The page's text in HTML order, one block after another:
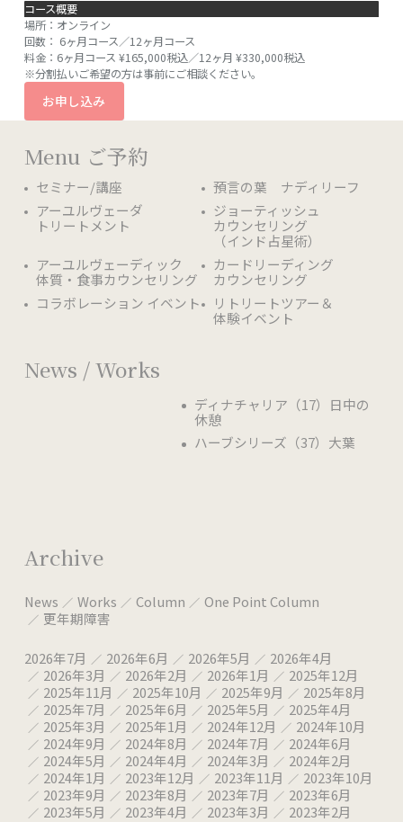
コース概要
場所：オンライン
回数： 6ヶ月コース／12ヶ月コース
料金：6ヶ月コース ¥165,000税込／12ヶ月 ¥330,000税込
※分割払いご希望の方は事前にご相談ください。
お申し込み
Menu ご予約
セミナー/講座
預言の葉 ナディリーフ
アーユルヴェーダ
トリートメント
ジョーティッシュ
カウンセリング
（インド占星術）
アーユルヴェーディック
体質・食事カウンセリング
カードリーディング
カウンセリング
コラボレーション イベント
リトリートツアー＆
体験イベント
News / Works
ディナチャリア（17）日中の
休憩
ハーブシリーズ（37）大葉
Archive
News Works Column
One Point Column
更年期障害
2026年7月 2026年6月 2026年5月
2026年4月
2026年3月
2026年2月 2026年1月
2025年12月
2025年11月
2025年10月 2025年9月
2025年8月
2025年7月
2025年6月 2025年5月
2025年4月
2025年3月
2025年1月 2024年12月
2024年10月
2024年9月
2024年8月 2024年7月
2024年6月
2024年5月
2024年4月 2024年3月
2024年2月
2024年1月
2023年12月 2023年11月
2023年10月
2023年9月
2023年8月 2023年7月
2023年6月
2023年5月
2023年4月 2023年3月
2023年2月